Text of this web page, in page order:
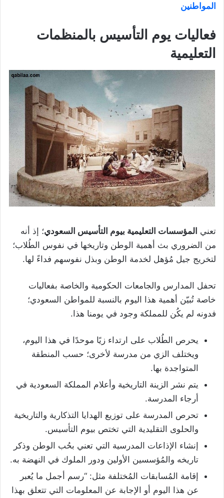
المواطنين
فعاليات يوم التأسيس بالمنظمات
التعليمية
تعني المؤسسات التعليمية بيوم التأسيس السعودي؛ إذ أنه
من الضروري بث أهمية الوطن وتاريخها في نفوس الطُلاب؛
لتخريج جيل مُؤهل لخدمة الوطن وبذل نفوسهم فداءً لها.
تحفل المدارس والجامعات الحكومية والخاصة بفعاليات
خاصة تُبيّن أهمية هذا اليوم بالنسبة للمواطن السعودي؛
فدونه لم يكُن للمملكة وجود في يومنا هذا.
يحرص الطُلاب على ارتداء زيًا موحدًا في هذا اليوم،
ويختلف الزي من مدرسة لأخرى؛ حسب المنطقة
المتواجدة بها.
يتم نشر الزينة التاريخية وأعلام المملكة السعودية في
أرجاء المدرسة.
تحرص المدرسة على توزيع الهدايا التذكارية والتاريخية
والحلوى التقليدية التي تختص بيوم التأسيس.
إنشاء الإذاعات المدرسية التي تعني بحُب الوطن وذكر
تاريخه والمُؤسسين الأولين ودور الملوك في النهضة به.
إقامة المُسابقات المُختلفة مثل: “رسم أجمل ما يُعبر
عن هذا اليوم أو الإجابة عن المعلومات التي تتعلق بهذا